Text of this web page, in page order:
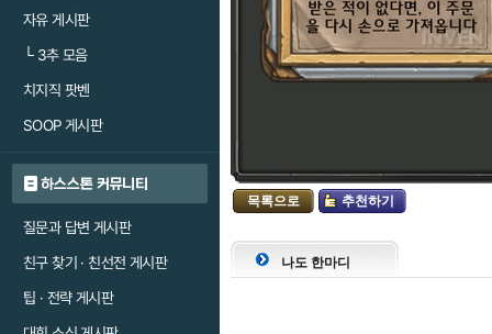
자유 게시판
└3추 모음
치지직 팟벤
SOOP 게시판
하스스톤 커뮤니티
질문과 답변 게시판
친구 찾기 · 친선전 게시판
팁 · 전략 게시판
목록으로 추천하기
나도 한마디